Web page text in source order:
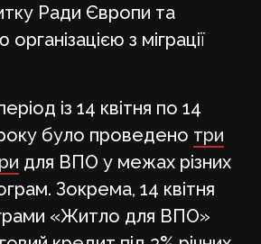
Ради Європи та
з міграції
із 14 квітня по 14
було проведено три
для ВПО у межах різних
Зокрема, 14 квітня
«Житло для ВПО»